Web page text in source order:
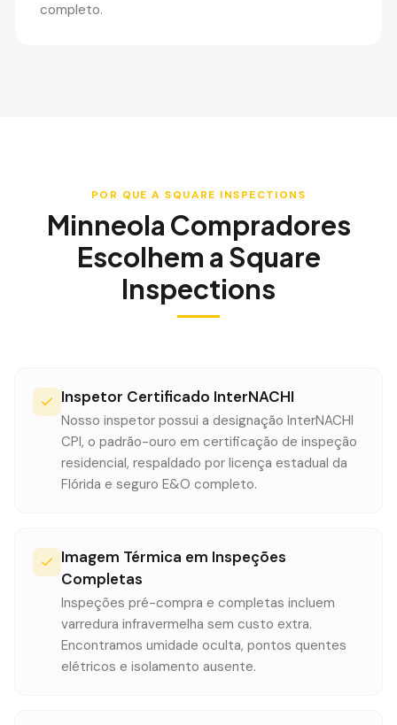
completo.
POR QUE A SQUARE INSPECTIONS
Minneola Compradores
Escolhem a Square
Inspections
Inspetor Certificado InterNACHI
Nosso inspetor possui a designação InterNACHI
CPI, o padrão-ouro em certificação de inspeção
residencial, respaldado por licença estadual da
Flórida e seguro E&O completo.
Imagem Térmica em Inspeções
Completas
Inspeções pré-compra e completas incluem
varredura infravermelha sem custo extra.
Encontramos umidade oculta, pontos quentes
elétricos e isolamento ausente.